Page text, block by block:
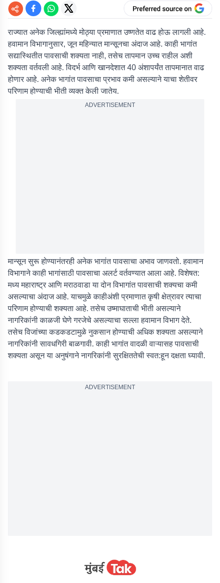
राज्यात अनेक जिल्ह्यांमध्ये मोठ्या प्रमाणात उष्णतेत वाढ होऊ लागली आहे.
हवामान विभागानुसार, जून महिन्यात मान्सूनचा अंदाज आहे. काही भागांत
सद्यास्थितीत पावसाची शक्यता नाही, तसेच तापमान उच्च राहील अशी
शक्यता वर्तवली आहे. विदर्भ आणि खानदेशात 40 अंशापर्यंत तापमानात वाढ
होणार आहे. अनेक भागांत पावसाचा प्रभाव कमी असल्याने याचा शेतीवर
परिणाम होण्याची भीती व्यक्त केली जातेय.
ADVERTISEMENT
मान्सून सुरू होण्यानंतरही अनेक भागांत पावसाचा अभाव जाणवतो. हवामान
विभागाने काही भागांसाठी पावसाचा अलर्ट वर्तवण्यात आला आहे. विशेषत:
मध्य महाराष्ट्र आणि मराठवाडा या दोन विभागांत पावसाची शक्यचा कमी
असल्याचा अंदाज आहे. याचमुळे काहीअंशी प्रमाणात कृषी क्षेत्रावर त्याचा
परिणाम होण्याची शक्यता आहे. तसेच उष्माघाताची भीती असल्याने
नागरिकांनी काळजी घेणे गरजेचे असल्याचा सल्ला हवामान विभाग देते.
तसेच विजांच्या कडकडटामुळे नुकसान होण्याची अधिक शक्यता असल्याने
नागरिकांनी सावधगिरी बाळगावी. काही भागांत वादळी वाऱ्यासह पावसाची
शक्यता असून या अनुषंगाने नागरिकांनी सुरक्षिततेची स्वत:हून दक्षता घ्यावी.
ADVERTISEMENT